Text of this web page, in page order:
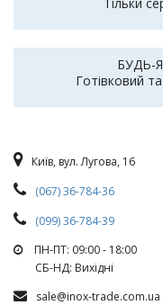
БУДЬ-
Готівковий
Київ, вул. Лугова, 16
(067) 36-784-36
(099) 36-784-39
ПН-ПТ: 09:00 - 18:00
СБ-НД: Вихiднi
sale@inox-trade.com.ua